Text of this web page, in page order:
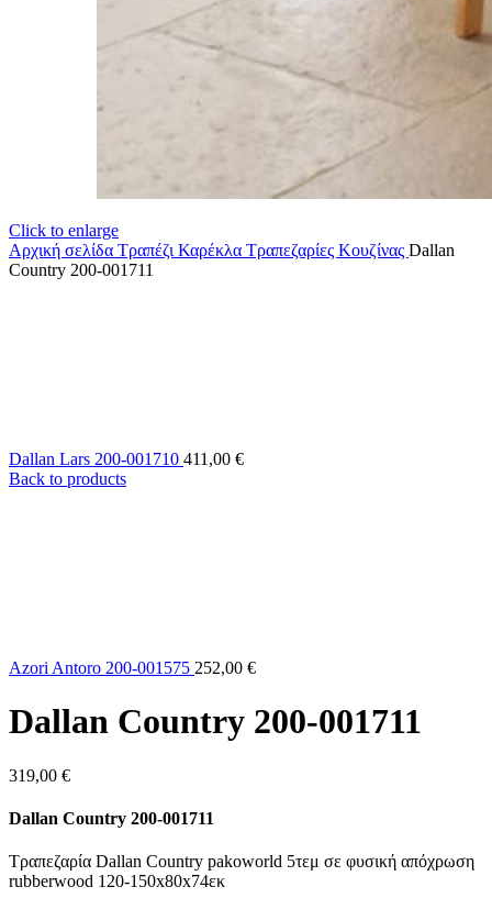
Click to enlarge
Αρχική σελίδα Τραπέζι Καρέκλα Τραπεζαρίες Κουζίνας Dallan
Country 200-001711
Dallan Lars 200-001710 411,00 €
Back to products
Azori Antoro 200-001575 252,00 €
Dallan Country 200-001711
319,00 €
Dallan Country 200-001711
Τραπεζαρία Dallan Country pakoworld 5τεμ σε φυσική απόχρωση
rubberwood 120-150x80x74εκ